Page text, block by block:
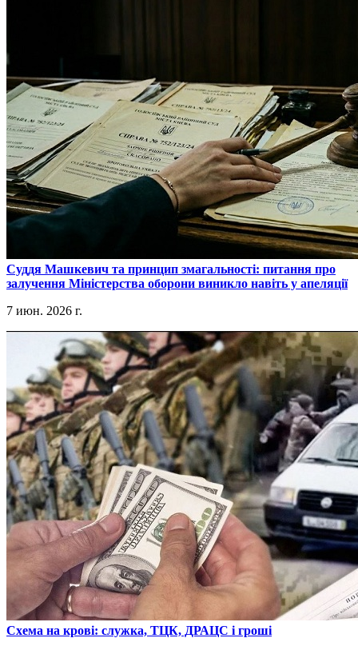
​Суддя Машкевич та принцип змагальності: питання про
залучення Міністерства оборони виникло навіть у апеляції
7 июн. 2026 г.
​Схема на крові: служка, ТЦК, ДРАЦС і гроші